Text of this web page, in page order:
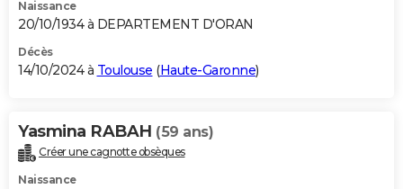
Naissance
20/10/1934 à DEPARTEMENT D'ORAN
Décès
14/10/2024 à Toulouse (Haute-Garonne)
Yasmina RABAH (59 ans)
Créer une cagnotte obsèques
Naissance